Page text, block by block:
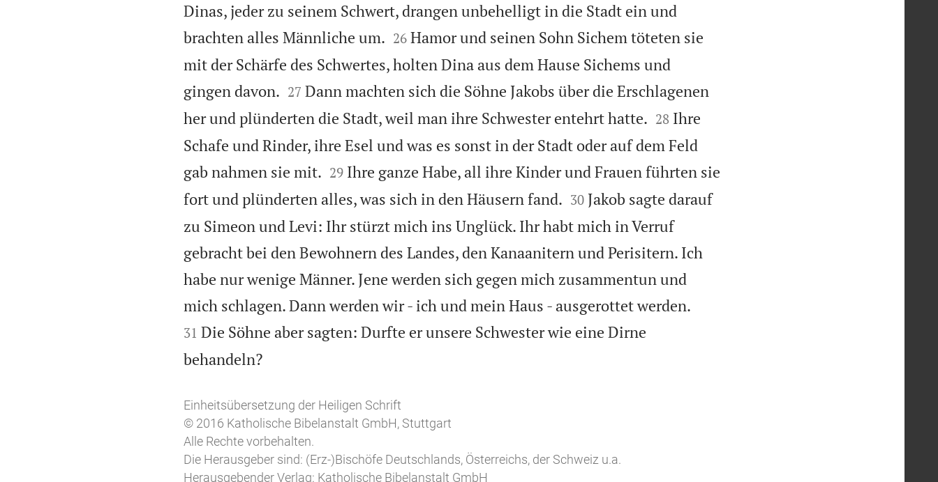
Dinas, jeder zu seinem Schwert, drangen unbehelligt in die Stadt ein und
brachten alles Männliche um.
26 Hamor und seinen Sohn Sichem töteten sie
mit der Schärfe des Schwertes, holten Dina aus dem Hause Sichems und
gingen davon.
27 Dann machten sich die Söhne Jakobs über die Erschlagenen
her und plünderten die Stadt, weil man ihre Schwester entehrt hatte.
28 Ihre
Schafe und Rinder, ihre Esel und was es sonst in der Stadt oder auf dem Feld
gab nahmen sie mit.
29 Ihre ganze Habe, all ihre Kinder und Frauen führten sie
fort und plünderten alles, was sich in den Häusern fand.
30 Jakob sagte darauf
zu Simeon und Levi: Ihr stürzt mich ins Unglück. Ihr habt mich in Verruf
gebracht bei den Bewohnern des Landes, den Kanaanitern und Perisitern. Ich
habe nur wenige Männer. Jene werden sich gegen mich zusammentun und
mich schlagen. Dann werden wir - ich und mein Haus - ausgerottet werden.
31 Die Söhne aber sagten: Durfte er unsere Schwester wie eine Dirne
behandeln?
Einheitsübersetzung der Heiligen Schrift
© 2016 Katholische Bibelanstalt GmbH, Stuttgart
Alle Rechte vorbehalten.
Die Herausgeber sind: (Erz-)Bischöfe Deutschlands, Österreichs, der Schweiz u.a.
Herausgebender Verlag: Katholische Bibelanstalt GmbH